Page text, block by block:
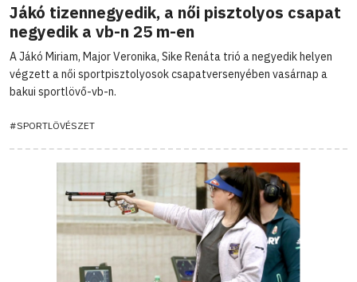
Jákó tizennegyedik, a női pisztolyos csapat
negyedik a vb-n 25 m-en
A Jákó Miriam, Major Veronika, Sike Renáta trió a negyedik helyen
végzett a női sportpisztolyosok csapatversenyében vasárnap a
bakui sportlövő-vb-n.
#SPORTLÖVÉSZET